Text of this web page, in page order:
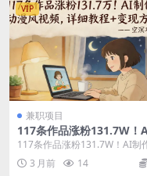
VIP
兼职项目
117条作品涨粉131.7W！
作治愈动漫风视频，详细
+变现方向
117条作品涨粉131.7W！AI制
愈动漫风视频，详细教程+变现
项目介...
3 月前 14